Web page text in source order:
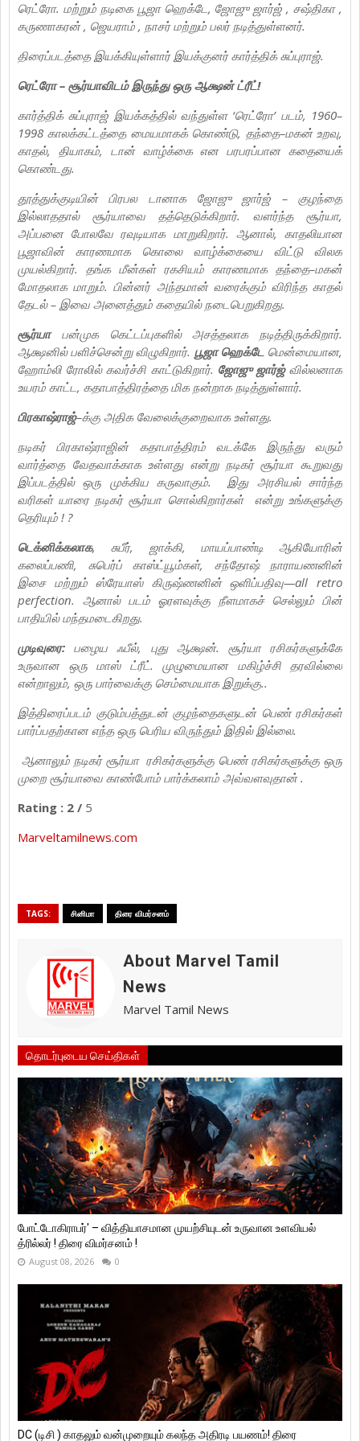
ரெட்ரோ. மற்றும் நடிகை பூஜா ஹெக்டே, ஜோஜு ஜார்ஜ் , சஷ்திகா ,
கருணாகரன் , ஜெயராம் , நாசர் மற்றும் பலர் நடித்துள்ளனர்.
திரைப்படத்தை இயக்கியுள்ளார் இயக்குனர் கார்த்திக் சுப்புராஜ்.
ரெட்ரோ – சூர்யாவிடம் இருந்து ஒரு ஆக்ஷன் ட்ரீட்!
கார்த்திக் சுப்புராஜ் இயக்கத்தில் வந்துள்ள ‘ரெட்ரோ’ படம், 1960–
1998 காலக்கட்டத்தை மையமாகக் கொண்டு, தந்தை–மகன் உறவு,
காதல், தியாகம், டான் வாழ்க்கை என பரபரப்பான கதையைக்
கொண்டது.
தூத்துக்குடியின் பிரபல டானாக ஜோஜு ஜார்ஜ் – குழந்தை
இல்லாததால் சூர்யாவை தத்தெடுக்கிறார். வளர்ந்த சூர்யா,
அப்பனை போலவே ரவுடியாக மாறுகிறார். ஆனால், காதலியான
பூஜாவின் காரணமாக கொலை வாழ்க்கையை விட்டு விலக
முயல்கிறார். தங்க மீன்கள் ரகசியம் காரணமாக தந்தை–மகன்
மோதலாக மாறும். பின்னர் அந்தமான் வரைக்கும் விரிந்த காதல்
தேடல் – இவை அனைத்தும் கதையில் நடைபெறுகிறது.
சூர்யாபன்முக கெட்டப்புகளில் அசத்தலாக நடித்திருக்கிறார்.
ஆக்ஷனில் பளிச்சென்று விழுகிறார். பூஜா ஹெக்டே மென்மையான,
ஹோம்லி ரோலில் கவர்ச்சி காட்டுகிறார். ஜோஜு ஜார்ஜ்வில்லனாக
உயரம் காட்ட, கதாபாத்திரத்தை மிக நன்றாக நடித்துள்ளார்.
பிரகாஷ்ராஜ்–க்கு அதிக வேலைக்குறைவாக உள்ளது.
நடிகர் பிரகாஷ்ராஜின் கதாபாத்திரம் வடக்கே இருந்து வரும்
வார்த்தை வேதவாக்காக உள்ளது என்று நடிகர் சூர்யா கூறுவது
இப்படத்தில் ஒரு முக்கிய கருவாகும். இது அரசியல் சார்ந்த
வரிகள் யாரை நடிகர் சூர்யா சொல்கிறார்கள் என்று உங்களுக்கு
தெரியும் ! ?
டெக்னிக்கலாக, சுபீர், ஜாக்கி, மாயப்பாண்டி ஆகியோரின்
கலைப்பணி, சுபெர்ப் காஸ்ட்யூம்கள், சந்தோஷ் நாராயணனின்
இசை மற்றும் ஸ்ரேயாஸ் கிருஷ்ணனின் ஒளிப்பதிவு—all retro
perfection. ஆனால் படம் ஓரளவுக்கு நீளமாகச் செல்லும் பின்
பாதியில் மந்தமடைகிறது.
முடிவுரை: பழைய ஃபீல், புது ஆக்ஷன். சூர்யா ரசிகர்களுக்கே
உருவான ஒரு மாஸ் ட்ரீட். முழுமையான மகிழ்ச்சி தரவில்லை
என்றாலும், ஒரு பார்வைக்கு செம்மையாக இறுக்கு..
இத்திரைப்படம் குடும்பத்துடன் குழந்தைகளுடன் பெண் ரசிகர்கள்
பார்ப்பதற்கான எந்த ஒரு பெரிய விருந்தும் இதில் இல்லை.
ஆனாலும் நடிகர் சூர்யா ரசிகர்களுக்கு பெண் ரசிகர்களுக்கு ஒரு
முறை சூர்யாவை காண்போம் பார்க்கலாம் அவ்வளவுதான் .
Rating : 2 / 5
Marveltamilnews.com
TAGS: சினிமா திரை விமர்சனம்
About Marvel Tamil
News
Marvel Tamil News
தொடர்புடைய செய்திகள்
போட்டோகிராபர்' – வித்தியாசமான முயற்சியுடன் உருவான உளவியல்
த்ரில்லர் ! திரை விமர்சனம் !
August 08, 2026 0
DC (டிசி ) காதலும் வன்முறையும் கலந்த அதிரடி பயணம்! திரை